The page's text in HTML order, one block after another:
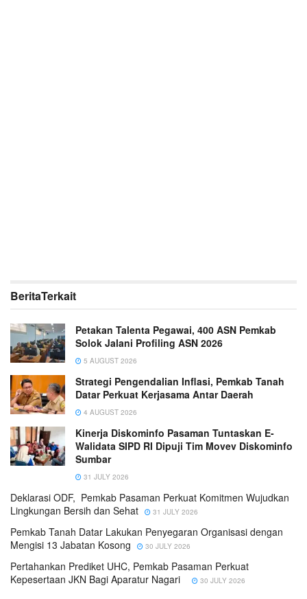
BeritaTerkait
Petakan Talenta Pegawai, 400 ASN Pemkab
Solok Jalani Profiling ASN 2026
5 AUGUST 2026
Strategi Pengendalian Inflasi, Pemkab Tanah
Datar Perkuat Kerjasama Antar Daerah
4 AUGUST 2026
Kinerja Diskominfo Pasaman Tuntaskan E-
Walidata SIPD RI Dipuji Tim Movev Diskominfo
Sumbar
31 JULY 2026
Deklarasi ODF, Pemkab Pasaman Perkuat Komitmen Wujudkan
Lingkungan Bersih dan Sehat
31 JULY 2026
Pemkab Tanah Datar Lakukan Penyegaran Organisasi dengan
Mengisi 13 Jabatan Kosong
30 JULY 2026
Pertahankan Prediket UHC, Pemkab Pasaman Perkuat
Kepesertaan JKN Bagi Aparatur Nagari
30 JULY 2026